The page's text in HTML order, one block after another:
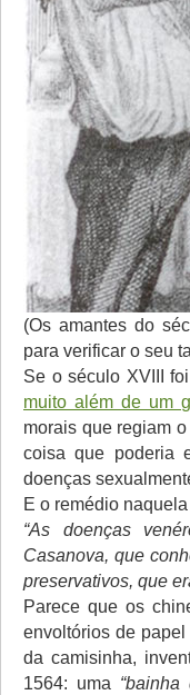
(Os amantes do
para verificar o seu
Se o século XVIII
muito além de um
morais que regiam
coisa que poderia
doenças
E o remédio
“As doenças
Casanova, que
preservativos, que
Parece que os
envoltórios de
da camisinha,
1564: uma